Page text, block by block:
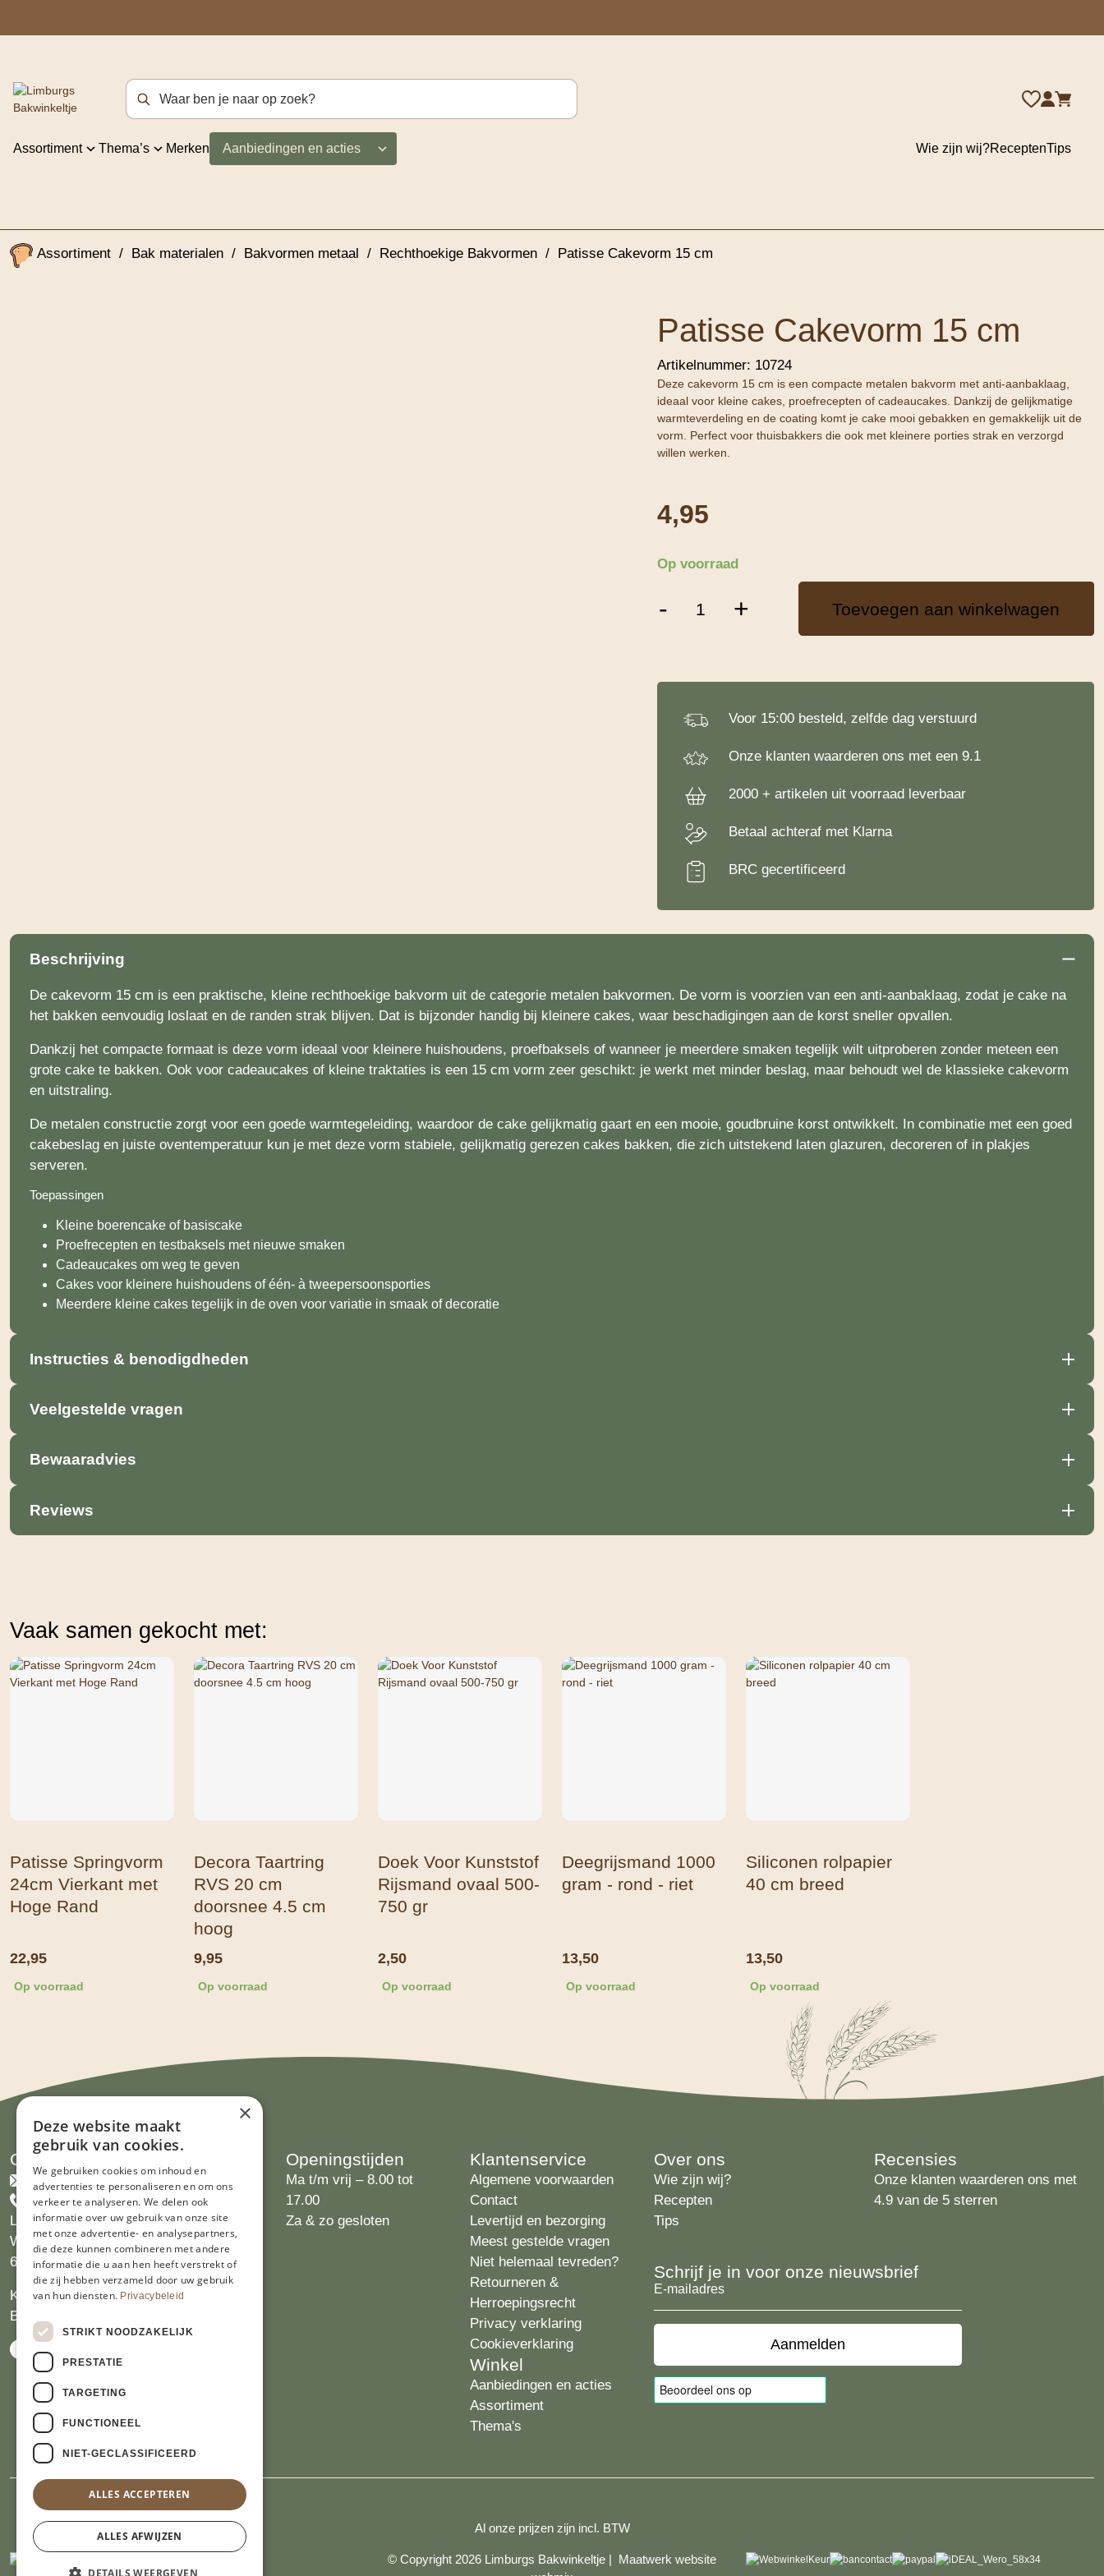
Zoekterm
Assortiment Thema’s Merken Aanbiedingen en acties Wie zijn wij?ReceptenTips
Assortiment / Bak materialen / Bakvormen metaal / Rechthoekige Bakvormen / Patisse Cakevorm 15 cm
Patisse Cakevorm 15 cm
Artikelnummer: 10724
Deze cakevorm 15 cm is een compacte metalen bakvorm met anti-aanbaklaag,
ideaal voor kleine cakes, proefrecepten of cadeaucakes. Dankzij de gelijkmatige
warmteverdeling en de coating komt je cake mooi gebakken en gemakkelijk uit de
vorm. Perfect voor thuisbakkers die ook met kleinere porties strak en verzorgd
willen werken.
4,95
Op voorraad
-
Cakevorm
+ Toevoegen aan winkelwagen
Voor 15:00 besteld, zelfde dag verstuurd
Onze klanten waarderen ons met een 9.1
2000 + artikelen uit voorraad leverbaar
Betaal achteraf met Klarna
BRC gecertificeerd
Beschrijving
De cakevorm 15 cm is een praktische, kleine rechthoekige bakvorm uit de categorie metalen bakvormen. De vorm is voorzien van een anti-aanbaklaag, zodat je cake na
het bakken eenvoudig loslaat en de randen strak blijven. Dat is bijzonder handig bij kleinere cakes, waar beschadigingen aan de korst sneller opvallen.
Dankzij het compacte formaat is deze vorm ideaal voor kleinere huishoudens, proefbaksels of wanneer je meerdere smaken tegelijk wilt uitproberen zonder meteen een
grote cake te bakken. Ook voor cadeaucakes of kleine traktaties is een 15 cm vorm zeer geschikt: je werkt met minder beslag, maar behoudt wel de klassieke cakevorm
en uitstraling.
De metalen constructie zorgt voor een goede warmtegeleiding, waardoor de cake gelijkmatig gaart en een mooie, goudbruine korst ontwikkelt. In combinatie met een goed
cakebeslag en juiste oventemperatuur kun je met deze vorm stabiele, gelijkmatig gerezen cakes bakken, die zich uitstekend laten glazuren, decoreren of in plakjes
serveren.
Toepassingen
Kleine boerencake of basiscake
Proefrecepten en testbaksels met nieuwe smaken
Cadeaucakes om weg te geven
Cakes voor kleinere huishoudens of één- à tweepersoonsporties
Meerdere kleine cakes tegelijk in de oven voor variatie in smaak of decoratie
Instructies & benodigdheden
Veelgestelde vragen
Bewaaradvies
Reviews
Vaak samen gekocht met:
Patisse Springvorm
24cm Vierkant met
Hoge Rand
22,95
Op voorraad
Decora Taartring
RVS 20 cm
doorsnee 4.5 cm
hoog
9,95
Op voorraad
Doek Voor Kunststof
Rijsmand ovaal 500-
750 gr
2,50
Op voorraad
Deegrijsmand 1000
gram - rond - riet
13,50
Op voorraad
Siliconen rolpapier
40 cm breed
13,50
Op voorraad
Contact
info@limburgsbakwinkeltje.nl
+31455226693
Limburgs Bakwinkeltje
Wijngaardsweg 16
6412 PJ Heerlen
KVK 14069470
BTW NL809913914.B01
Openingstijden
Ma t/m vrij – 8.00 tot
17.00
Za & zo gesloten
Klantenservice
Algemene voorwaarden
Contact
Levertijd en bezorging
Meest gestelde vragen
Niet helemaal tevreden?
Retourneren &
Herroepingsrecht
Privacy verklaring
Cookieverklaring
Winkel
Aanbiedingen en acties
Assortiment
Thema's
Over ons
Wie zijn wij?
Recepten
Tips
Recensies
Onze klanten waarderen ons met
4.9 van de 5 sterren
Schrijf je in voor onze nieuwsbrief
E-
mailadres
Al onze prijzen zijn incl. BTW
© Copyright 2026 Limburgs Bakwinkeltje | Maatwerk website
×
Deze website maakt
gebruik van cookies.
We gebruiken cookies om inhoud en
advertenties te personaliseren en om ons
verkeer te analyseren. We delen ook
informatie over uw gebruik van onze site
met onze advertentie- en analysepartners,
die deze kunnen combineren met andere
informatie die u aan hen heeft verstrekt of
die zij hebben verzameld door uw gebruik
van hun diensten. Privacybeleid
STRIKT NOODZAKELIJK
PRESTATIE
TARGETING
FUNCTIONEEL
NIET-GECLASSIFICEERD
ALLES ACCEPTEREN
ALLES AFWIJZEN
DETAILS WEERGEVEN